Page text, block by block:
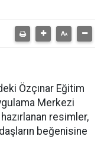
Özçınar Eğitim
Merkezi
resimler,
beğenisine